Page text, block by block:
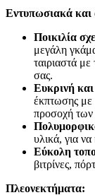
Εντυπωσιακά και
Ποικιλία
μεγάλη
ταιριαστά
σας.
Ευκρινή
έκπτωσης με
προσοχή των
υλικά, για
Εύκολη
βιτρίνες,
Πλεονεκτήματα: